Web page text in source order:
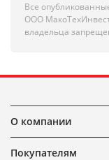
Все
ООО
владельца
О компании
Покупателям